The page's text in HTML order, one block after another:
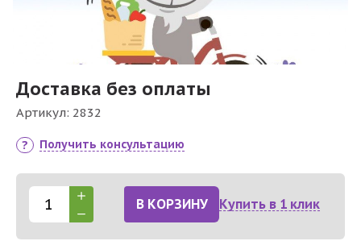
Доставка без оплаты
Артикул: 2832
Получить консультацию
В КОРЗИНУ Купить в 1 клик